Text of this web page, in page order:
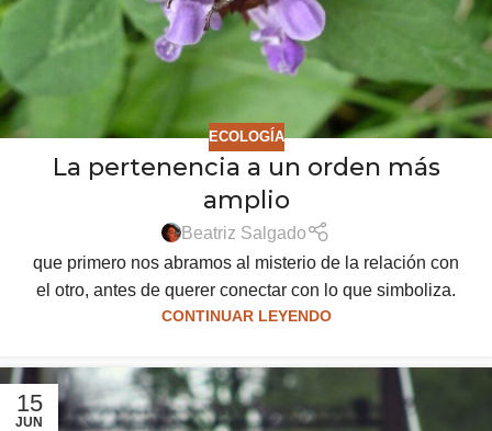
ECOLOGÍA
La pertenencia a un orden más
amplio
Beatriz Salgado
que primero nos abramos al misterio de la relación con
el otro, antes de querer conectar con lo que simboliza.
CONTINUAR LEYENDO
15
JUN